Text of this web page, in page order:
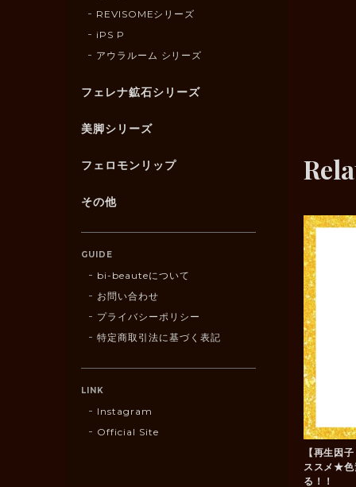
【再
ススメ★色
る！！
REVISOMEシリーズ
iPS P
アウラルーム シリーズ
フェレナ鉱石シリーズ
美脚シリーズ
フェロモンリップ
その他
GUIDE
bi-beauteについて
お問い合わせ
プライバシーポリシー
特定商取引法に基づく表記
LINK
Instagram
Official Site